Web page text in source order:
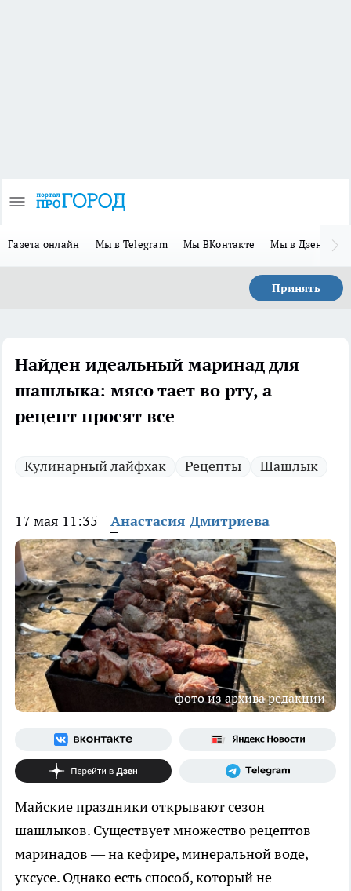
Газета онлайн Мы в Telegram Мы ВКонтакте Мы в Дзене
Принять
Найден идеальный маринад для
шашлыка: мясо тает во рту, а
рецепт просят все
Кулинарный лайфхак Рецепты Шашлык
17 мая 11:35 Анастасия Дмитриева
фото из архива редакции
Майские праздники открывают сезон
шашлыков. Существует множество рецептов
маринадов — на кефире, минеральной воде,
уксусе. Однако есть способ, который не